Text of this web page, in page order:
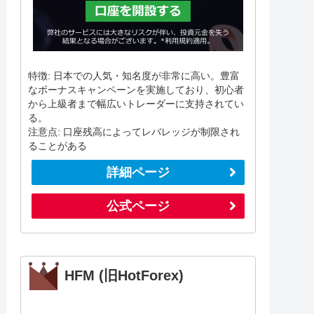
特徴: 日本での人気・知名度が非常に高い。豊富
なボーナスキャンペーンを実施しており、初心者
から上級者まで幅広いトレーダーに支持されてい
る。
注意点: 口座残高によってレバレッジが制限され
ることがある
詳細ページ
公式ページ
HFM (旧HotForex)